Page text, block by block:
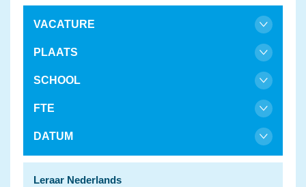
VACATURE
PLAATS
SCHOOL
FTE
DATUM
Leraar Nederlands